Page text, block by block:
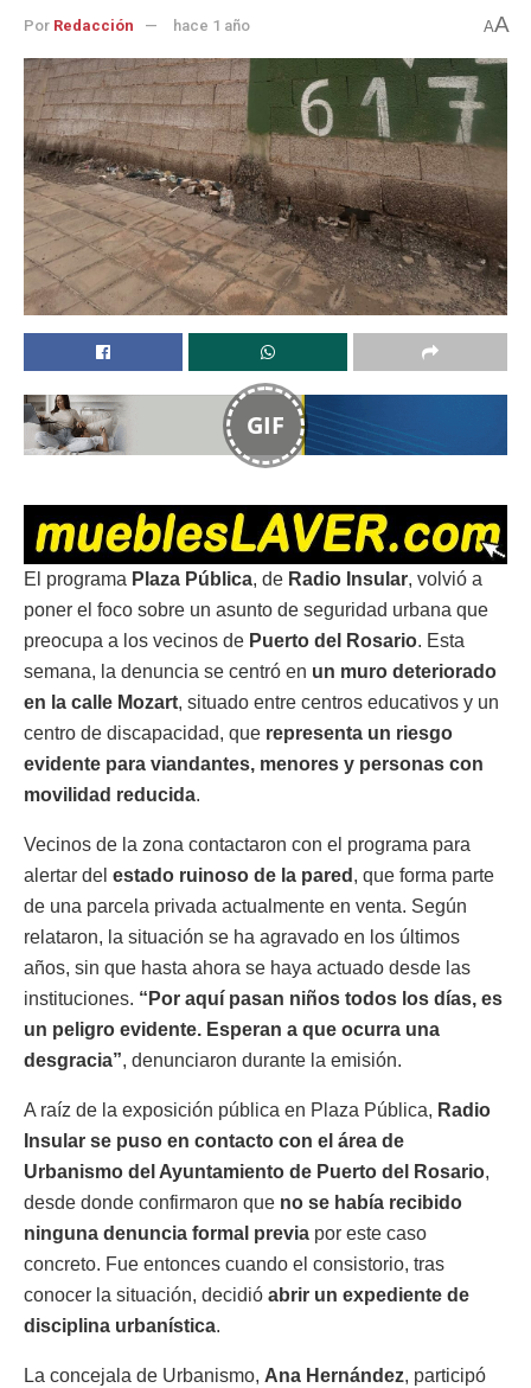
Por Redacción hace 1 año AA
GIF
El programa Plaza Pública, de Radio Insular, volvió a
poner el foco sobre un asunto de seguridad urbana que
preocupa a los vecinos de Puerto del Rosario. Esta
semana, la denuncia se centró en un muro deteriorado
en la calle Mozart, situado entre centros educativos y un
centro de discapacidad, que representa un riesgo
evidente para viandantes, menores y personas con
movilidad reducida.
Vecinos de la zona contactaron con el programa para
alertar del estado ruinoso de la pared , que forma parte
de una parcela privada actualmente en venta. Según
relataron, la situación se ha agravado en los últimos
años, sin que hasta ahora se haya actuado desde las
instituciones. “Por aquí pasan niños todos los días, es
un peligro evidente. Esperan a que ocurra una
desgracia”, denunciaron durante la emisión.
A raíz de la exposición pública en Plaza Pública, Radio
Insular se puso en contacto con el área de
Urbanismo del Ayuntamiento de Puerto del Rosario,
desde donde confirmaron que no se había recibido
ninguna denuncia formal previa por este caso
concreto. Fue entonces cuando el consistorio, tras
conocer la situación, decidió abrir un expediente de
disciplina urbanística.
La concejala de Urbanismo, Ana Hernández, participó